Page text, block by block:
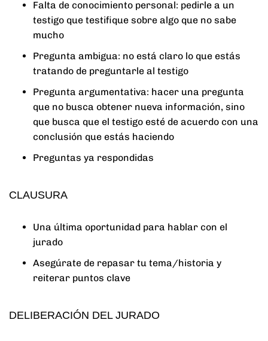
Falta de conocimiento personal: pedirle a un
testigo que testifique sobre algo que no sabe
mucho
Pregunta ambigua: no está claro lo que estás
tratando de preguntarle al testigo
Pregunta argumentativa: hacer una pregunta
que no busca obtener nueva información, sino
que busca que el testigo esté de acuerdo con una
conclusión que estás haciendo
Preguntas ya respondidas
CLAUSURA
Una última oportunidad para hablar con el
jurado
Asegúrate de repasar tu tema/historia y
reiterar puntos clave
DELIBERACIÓN DEL JURADO